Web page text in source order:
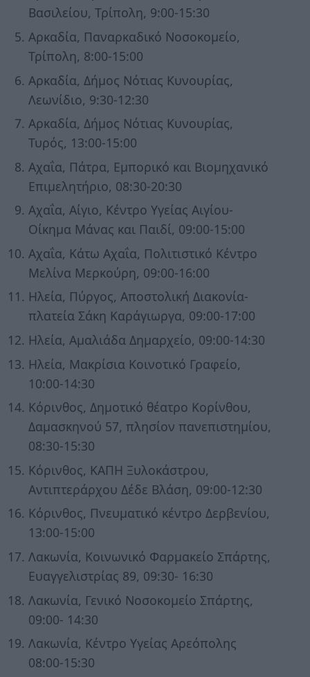
Βασιλείου, Τρίπολη, 9:00-15:30
Αρκαδία, Παναρκαδικό Νοσοκομείο,
Τρίπολη, 8:00-15:00
Αρκαδία, Δήμος Νότιας Κυνουρίας,
Λεωνίδιο, 9:30-12:30
Αρκαδία, Δήμος Νότιας Κυνουρίας,
Τυρός, 13:00-15:00
Αχαΐα, Πάτρα, Εμπορικό και Βιομηχανικό
Επιμελητήριο, 08:30-20:30
Αχαΐα, Αίγιο, Κέντρο Υγείας Αιγίου-
Οίκημα Μάνας και Παιδί, 09:00-15:00
Αχαΐα, Κάτω Αχαΐα, Πολιτιστικό Κέντρο
Μελίνα Μερκούρη, 09:00-16:00
Ηλεία, Πύργος, Αποστολική Διακονία-
πλατεία Σάκη Καράγιωργα, 09:00-17:00
Ηλεία, Αμαλιάδα Δημαρχείο, 09:00-14:30
Ηλεία, Μακρίσια Κοινοτικό Γραφείο,
10:00-14:30
Κόρινθος, Δημοτικό θέατρο Κορίνθου,
Δαμασκηνού 57, πλησίον πανεπιστημίου,
08:30-15:30
Κόρινθος, ΚΑΠΗ Ξυλοκάστρου,
Αντιπτεράρχου Δέδε Βλάση, 09:00-12:30
Κόρινθος, Πνευματικό κέντρο Δερβενίου,
13:00-15:00
Λακωνία, Κοινωνικό Φαρμακείο Σπάρτης,
Ευαγγελιστρίας 89, 09:30- 16:30
Λακωνία, Γενικό Νοσοκομείο Σπάρτης,
09:00- 14:30
Λακωνία, Κέντρο Υγείας Αρεόπολης
08:00-15:30